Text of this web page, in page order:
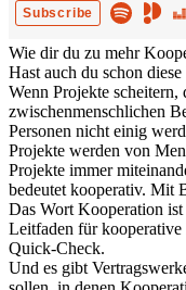
Wie dir du zu mehr
Hast auch du schon
Wenn Projekte scheitern,
zwischenmenschlichen
Personen nicht einig
Projekte werden von
Projekte immer
bedeutet kooperativ. Mit
Das Wort Kooperation
Leitfaden für
Quick-Check.
Und es gibt